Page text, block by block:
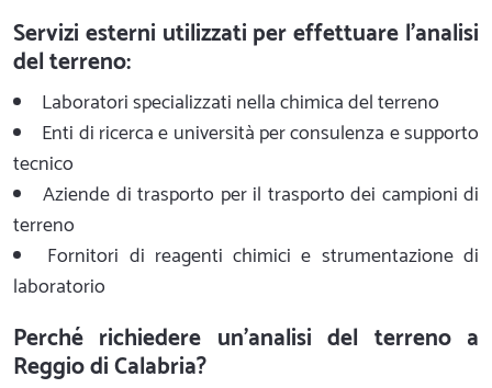
Servizi esterni utilizzati per effettuare l'analisi
del terreno:
Laboratori specializzati nella chimica del terreno
Enti di ricerca e università per consulenza e supporto
tecnico
Aziende di trasporto per il trasporto dei campioni di
terreno
Fornitori di reagenti chimici e strumentazione di
laboratorio
Perché richiedere un'analisi del terreno a
Reggio di Calabria?